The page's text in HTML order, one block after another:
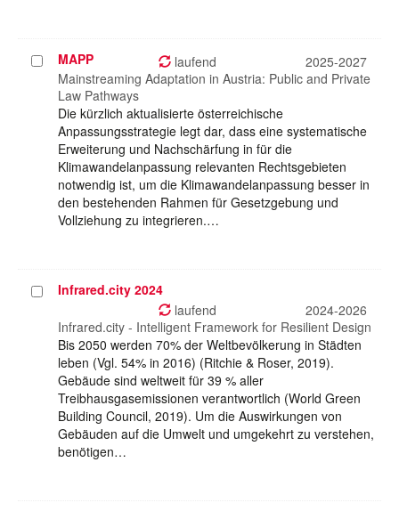
Projekt
auswählen
MAPP laufend
2025-2027
Mainstreaming Adaptation in Austria: Public and Private
Law Pathways
Die kürzlich aktualisierte österreichische
Anpassungsstrategie legt dar, dass eine systematische
Erweiterung und Nachschärfung in für die
Klimawandelanpassung relevanten Rechtsgebieten
notwendig ist, um die Klimawandelanpassung besser in
den bestehenden Rahmen für Gesetzgebung und
Vollziehung zu integrieren.…
ProjektInfrared.city 2024
laufend
2024-2026
Infrared.city - Intelligent Framework for Resilient Design
Bis 2050 werden 70% der Weltbevölkerung in Städten
leben (Vgl. 54% in 2016) (Ritchie & Roser, 2019).
Gebäude sind weltweit für 39 % aller
Treibhausgasemissionen verantwortlich (World Green
Building Council, 2019). Um die Auswirkungen von
Gebäuden auf die Umwelt und umgekehrt zu verstehen,
benötigen…